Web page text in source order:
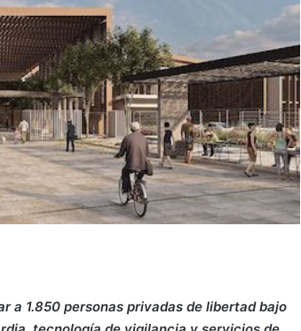
a 1.850 personas privadas de libertad bajo